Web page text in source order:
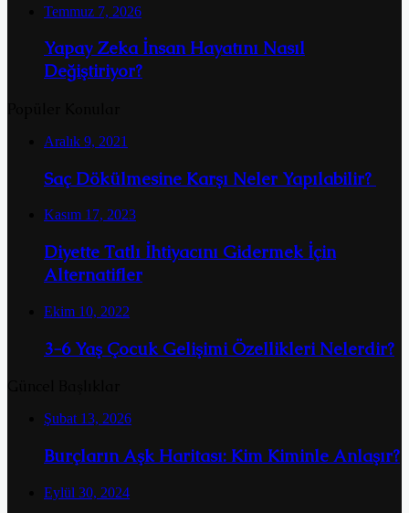
Temmuz 7, 2026
Yapay Zeka İnsan Hayatını Nasıl
Değiştiriyor?
Aralık 9, 2021
Saç Dökülmesine Karşı Neler Yapılabilir?
Kasım 17, 2023
Diyette Tatlı İhtiyacını Gidermek İçin
Alternatifler
Ekim 10, 2022
3-6 Yaş Çocuk Gelişimi Özellikleri Nelerdir?
Şubat 13, 2026
Burçların Aşk Haritası: Kim Kiminle Anlaşır?
Eylül 30, 2024